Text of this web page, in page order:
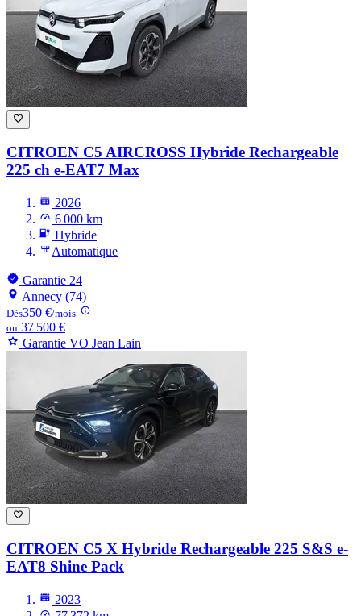
CITROEN C5 AIRCROSS Hybride Rechargeable
225 ch e-EAT7 Max
2026
6 000 km
Hybride
Automatique
Garantie 24
Annecy (74)
Dès350 €/mois
ou 37 500 €
Garantie VO Jean Lain
CITROEN C5 X Hybride Rechargeable 225 S&S e-
EAT8 Shine Pack
2023